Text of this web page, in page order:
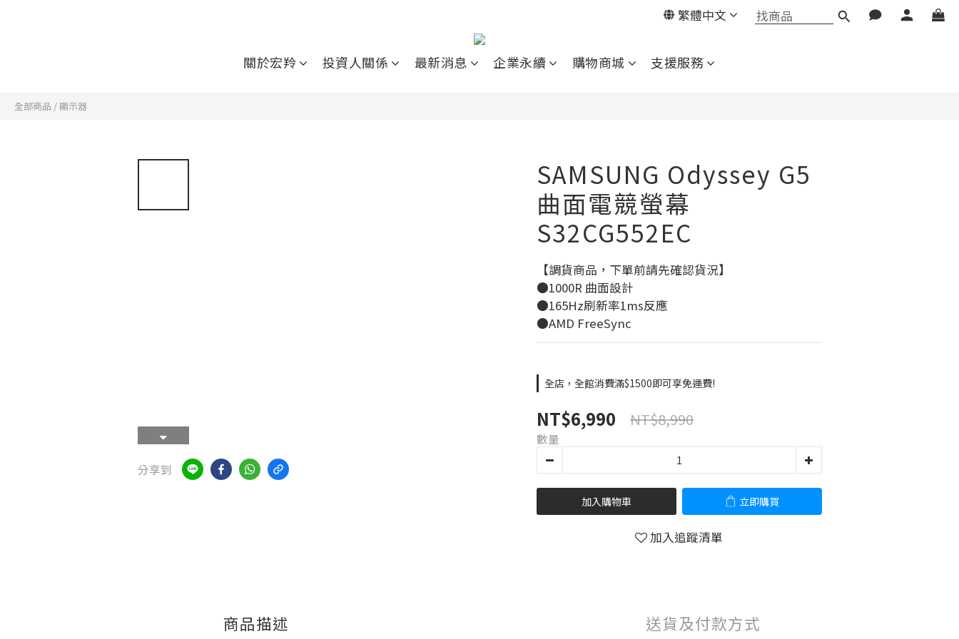
繁體中文
關於宏羚 投資人關係 最新消息 企業永續 購物商城 支援服務
全部商品 / 顯示器
分享到
SAMSUNG Odyssey G5
曲面電競螢幕
S32CG552EC
【調貨商品，下單前請先確認貨況】
●1000R 曲面設計
●165Hz刷新率1ms反應
●AMD FreeSync
全店，全館消費滿$1500即可享免運費!
NT$6,990 NT$8,990
數量
加入購物車 立即購買
加入追蹤清單
商品描述 送貨及付款方式
立即購買